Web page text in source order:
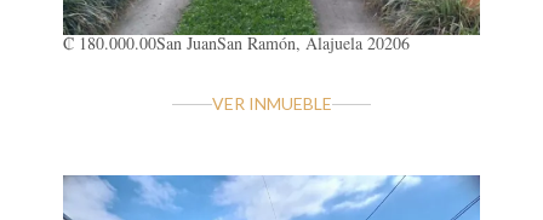
₡ 180.000.00San JuanSan Ramón, Alajuela 20206
VER INMUEBLE